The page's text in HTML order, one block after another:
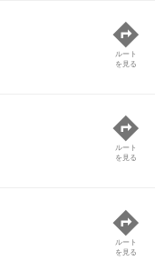
ルート
を見る
ルート
を見る
ルート
を見る